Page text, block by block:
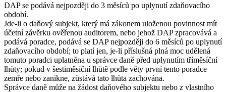
DAP se podává nejpozději do 3 měsíců po uplynutí zdaňovacího
období.
Jde-li o daňový subjekt, který má zákonem uloženou povinnost mít
účetní závěrku ověřenou auditorem, nebo jehož DAP zpracovává a
podává poradce, podává se DAP nejpozději do 6 měsíců po uplynutí
zdaňovacího období; to platí jen, je-li příslušná plná moc udělená
tomuto poradci uplatněna u správce daně před uplynutím tříměsíční
lhůty; pokud v šestiměsíční lhůtě podle věty první tento poradce
zemře nebo zanikne, zůstává tato lhůta zachována.
Správce daně může na žádost daňového subjektu nebo z vlastního